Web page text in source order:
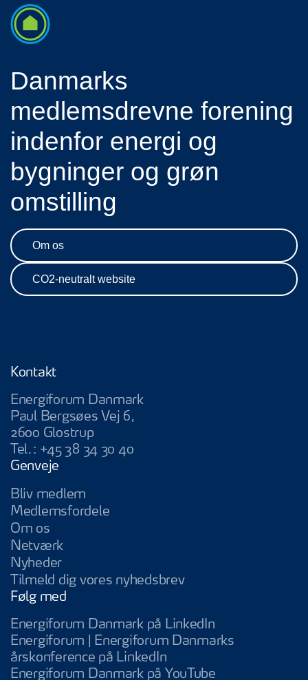
Danmarks
medlemsdrevne forening
indenfor energi og
bygninger og grøn
omstilling
Om os
CO2-neutralt website
Kontakt
Energiforum Danmark
Paul Bergsøes Vej 6,
2600 Glostrup
Tel.: +45 38 34 30 40
Genveje
Bliv medlem
Medlemsfordele
Om os
Netværk
Nyheder
Tilmeld dig vores nyhedsbrev
Følg med
Energiforum Danmark på LinkedInEnergiforum
Energiforum | Energiforum Danmarks
årskonference på LinkedInEnergiforum |
Energiforum Danmark på YouTubeEnergiforum